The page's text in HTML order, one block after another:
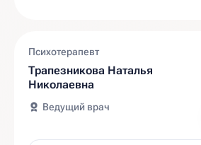
Психотерапевт
Трапезникова Наталья
Николаевна
Ведущий врач